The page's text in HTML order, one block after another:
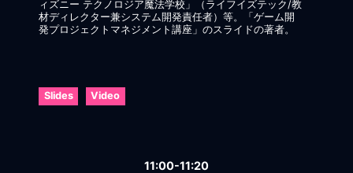
ィズニー テクノロジア魔法学校」（ライフイズテック/教
材ディレクター兼システム開発責任者）等。「ゲーム開
発プロジェクトマネジメント講座」のスライドの著者。
Slides Video
11:00-11:20